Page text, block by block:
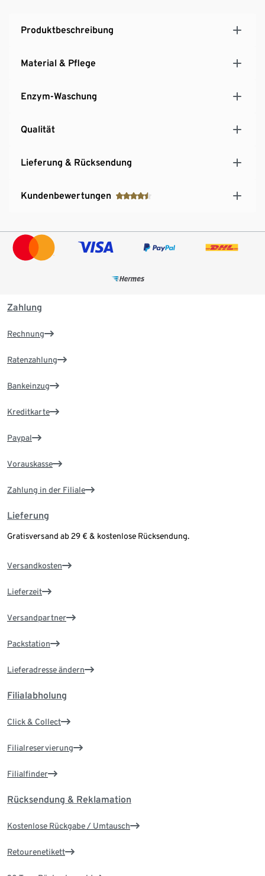
Produktbeschreibung
Material & Pflege
Enzym-Waschung
Qualität
Lieferung & Rücksendung
Kundenbewertungen
Zahlung
Rechnung
Ratenzahlung
Bankeinzug
Kreditkarte
Paypal
Vorauskasse
Zahlung in der Filiale
Lieferung
Gratisversand ab 29 € & kostenlose Rücksendung.
Versandkosten
Lieferzeit
Versandpartner
Packstation
Lieferadresse ändern
Filialabholung
Click & Collect
Filialreservierung
Filialfinder
Rücksendung & Reklamation
Kostenlose Rückgabe / Umtausch
Retourenetikett